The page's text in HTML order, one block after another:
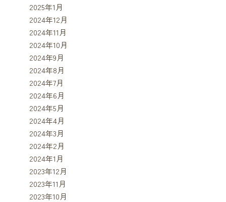
2025年1月
2024年12月
2024年11月
2024年10月
2024年9月
2024年8月
2024年7月
2024年6月
2024年5月
2024年4月
2024年3月
2024年2月
2024年1月
2023年12月
2023年11月
2023年10月